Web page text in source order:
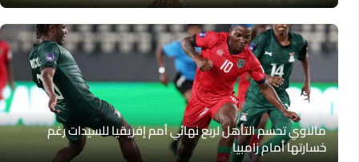
مالاوي تحسم التأهل لربع نهائي أمم إفريقيا للسيدات رغم
خسارتها أمام زامبيا